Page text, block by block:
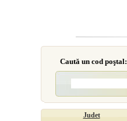
Caută un cod poştal:
Judet